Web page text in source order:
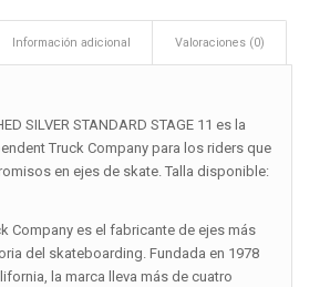
Información adicional Valoraciones (0)
SILVER STANDARD STAGE 11 es la
Truck Company para los riders que
en ejes de skate. Talla disponible:
Company es el fabricante de ejes más
del skateboarding. Fundada en 1978
la marca lleva más de cuatro